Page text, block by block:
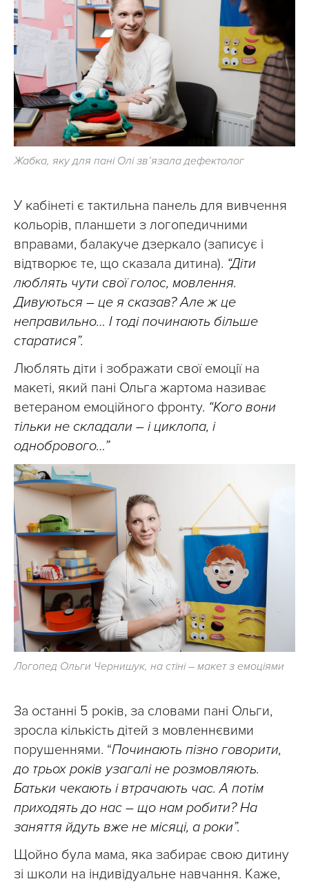
Жабка, яку для пані Олі зв’язала дефектолог
У кабінеті є тактильна панель для вивчення
кольорів, планшети з логопедичними
вправами, балакуче дзеркало (записує і
відтворює те, що сказала дитина). “Діти
люблять чути свої голос, мовлення.
Дивуються – це я сказав? Але ж це
неправильно… І тоді починають більше
старатися”.
Люблять діти і зображати свої емоції на
макеті, який пані Ольга жартома називає
ветераном емоційного фронту. “Кого вони
тільки не складали – і циклопа, і
однобрового…”
Логопед Ольги Чернишук, на стіні – макет з емоціями
За останні 5 років, за словами пані Ольги,
зросла кількість дітей з мовленнєвими
порушеннями. “Починають пізно говорити,
до трьох років узагалі не розмовляють.
Батьки чекають і втрачають час. А потім
приходять до нас – що нам робити? На
заняття йдуть вже не місяці, а роки”.
Щойно була мама, яка забирає свою дитину
зі школи на індивідуальне навчання. Каже,